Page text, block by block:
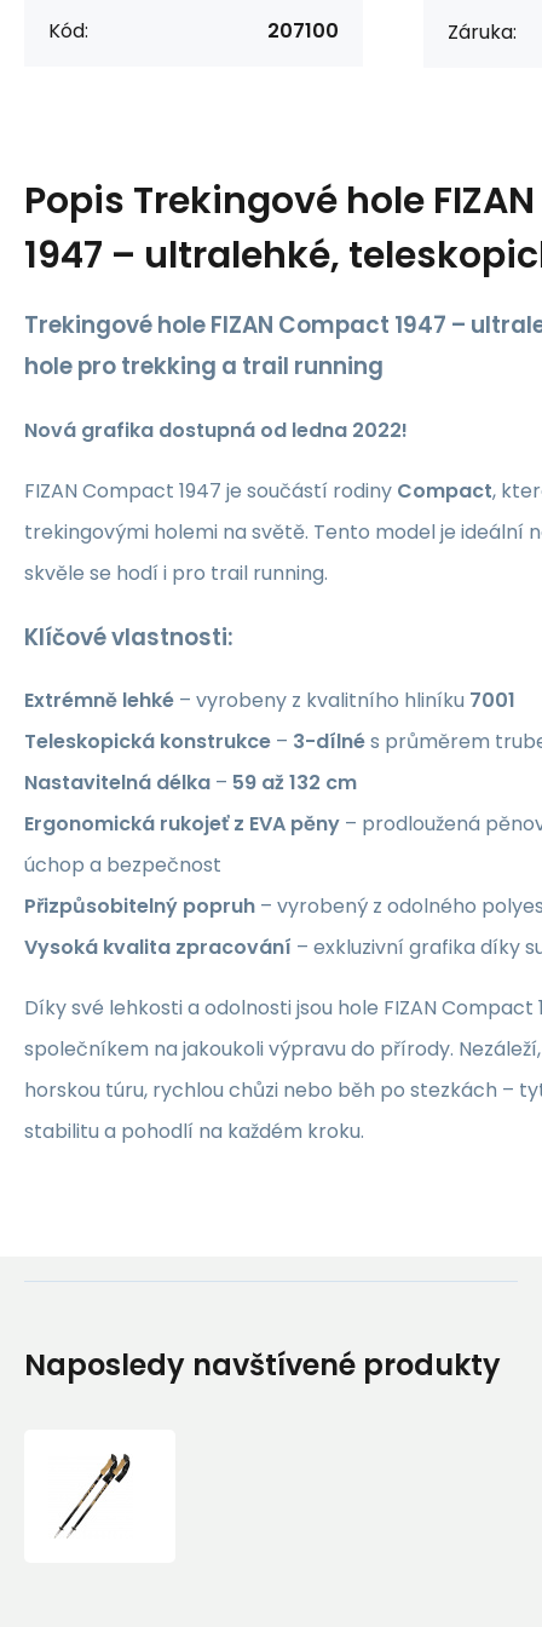
Kód: 207100 Záruka:
Popis Trekingové hole
1947 – ultralehké,
Trekingové hole FIZAN Compact 1947 –
hole pro trekking a trail running
Nová grafika dostupná od ledna 2022!
FIZAN Compact 1947 je součástí rodiny Compact,
trekingovými holemi na světě. Tento model je ideální
skvěle se hodí i pro trail running.
Klíčové vlastnosti:
Extrémně lehké – vyrobeny z kvalitního hliníku 7001
Teleskopická konstrukce – 3-dílnés průměrem
Nastavitelná délka – 59 až 132 cm
Ergonomická rukojeť z EVA pěny – prodloužená
úchop a bezpečnost
Přizpůsobitelný popruh – vyrobený z odolného
Vysoká kvalita zpracování – exkluzivní grafika díky
Díky své lehkosti a odolnosti jsou hole FIZAN Compact
společníkem na jakoukoli výpravu do přírody.
horskou túru, rychlou chůzi nebo běh po stezkách –
stabilitu a pohodlí na každém kroku.
Naposledy navštívené produkty